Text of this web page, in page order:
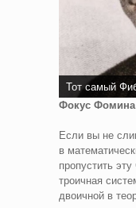
Тот самый
Фокус Фомина
Если вы не
в
пропустить
троичная
двоичной в